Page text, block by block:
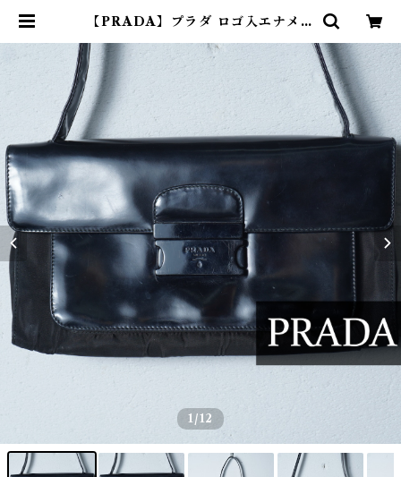
【PRADA】プラダ ロゴ入エナメル
ッグ black | ブランド古着屋 Jesu
s Judas（ジーザス ジューダス）
1/12